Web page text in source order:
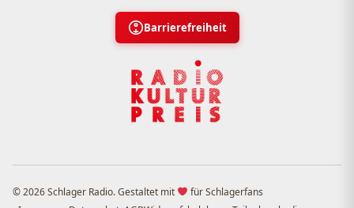
Barrierefreiheit
© 2026 Schlager Radio. Gestaltet mit
für Schlagerfans